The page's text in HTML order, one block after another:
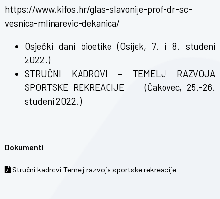
https://www.kifos.hr/glas-slavonije-prof-dr-sc-
vesnica-mlinarevic-dekanica/
Osječki dani bioetike (Osijek, 7. i 8. studeni
2022.)
STRUČNI KADROVI – TEMELJ RAZVOJA
SPORTSKE REKREACIJE(Čakovec, 25.-26.
studeni 2022.)
Dokumenti
Stručni kadrovi Temelj razvoja sportske rekreacije